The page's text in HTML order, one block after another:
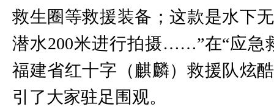
救生圈等救援装备；这款是水下
潜水200米进行拍摄……”在“应急
福建省红十字（麒麟）救援队炫
引了大家驻足围观。